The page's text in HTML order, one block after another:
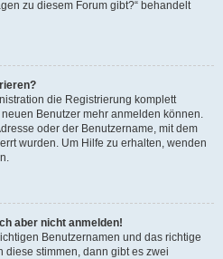
zu diesem Forum gibt?“ behandelt
die Registrierung komplett
Benutzer mehr anmelden können.
oder der Benutzername, mit dem
wurden. Um Hilfe zu erhalten, wenden
aber nicht anmelden!
Benutzernamen und das richtige
diese stimmen, dann gibt es zwei